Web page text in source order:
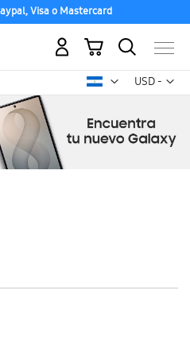
Visa o Mastercard
USD -
dólar
Mi carrito